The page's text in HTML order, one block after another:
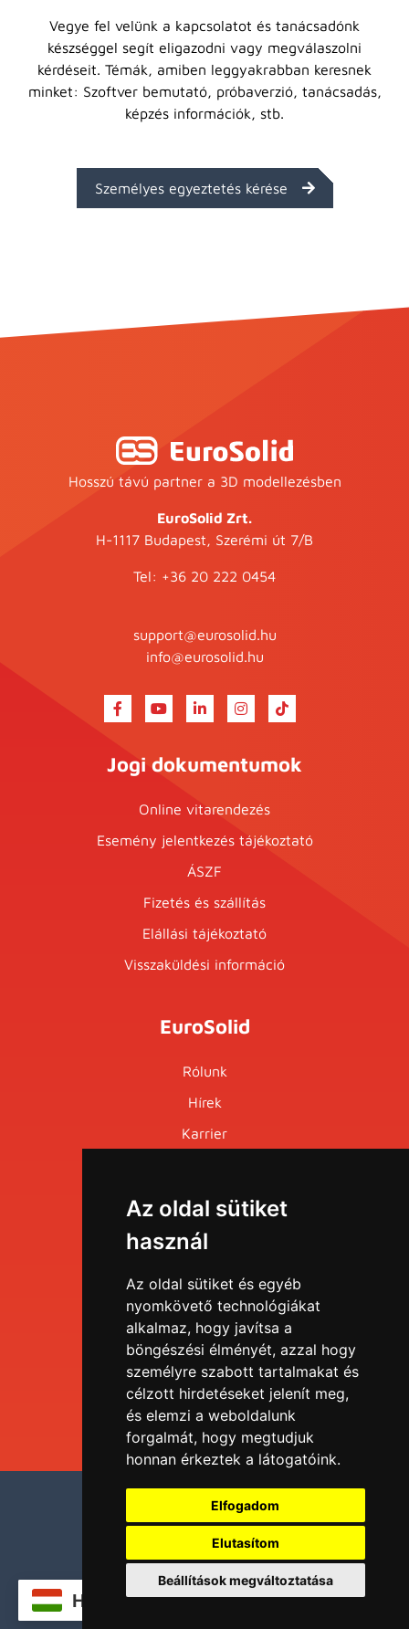
Az oldal sütiket
használ
Az oldal sütiket és egyéb
nyomkövető technológiákat
alkalmaz, hogy javítsa a
böngészési élményét, azzal hogy
személyre szabott tartalmakat és
célzott hirdetéseket jelenít meg,
és elemzi a weboldalunk
forgalmát, hogy megtudjuk
honnan érkeztek a látogatóink.
Elfogadom
Elutasítom
Beállítások megváltoztatása
Vegye fel velünk a kapcsolatot és tanácsadónk
készséggel segít eligazodni vagy megválaszolni
kérdéseit. Témák, amiben leggyakrabban keresnek
minket: Szoftver bemutató, próbaverzió, tanácsadás,
képzés információk, stb.
Személyes egyeztetés kérése
Hosszú távú partner a 3D modellezésben
EuroSolid Zrt.
H-1117 Budapest, Szerémi út 7/B
Tel: +36 20 222 0454
support@eurosolid.hu
info@eurosolid.hu
Jogi dokumentumok
Online vitarendezés
Esemény jelentkezés tájékoztató
ÁSZF
Fizetés és szállítás
Elállási tájékoztató
Visszaküldési információ
EuroSolid
Rólunk
Hírek
Karrier
Menü
Tudástár
Blog
Adatvédelmi nyilatkozat
Impresszum
Sütik kezelése
2023 Eurosolid Zrt. Minden jog fenntartva!
HU